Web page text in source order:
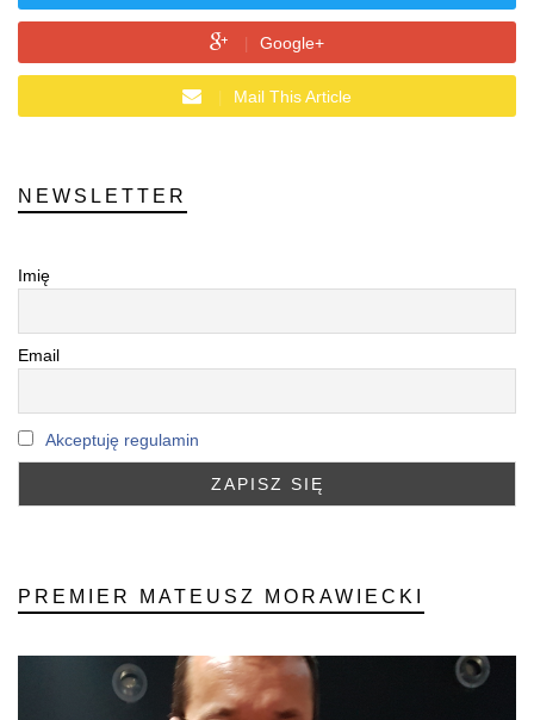
Google+
Mail This Article
NEWSLETTER
Imię
Email
Akceptuję regulamin
PREMIER MATEUSZ MORAWIECKI